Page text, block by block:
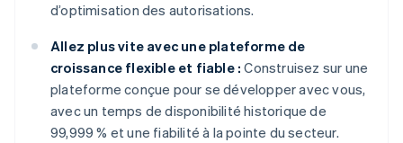
d’optimisation des autorisations.
Allez plus vite avec une plateforme de
croissance flexible et fiable : Construisez sur une
plateforme conçue pour se développer avec vous,
avec un temps de disponibilité historique de
99,999 % et une fiabilité à la pointe du secteur.